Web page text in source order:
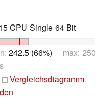
CPU Single 64 Bit
242.5 (66%) max: 250
-
Vergleichsdiagramm